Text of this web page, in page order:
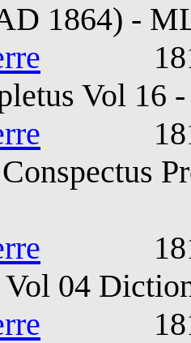
1864) -
1815-
Vol 16
1815-
1815-
04
1815-